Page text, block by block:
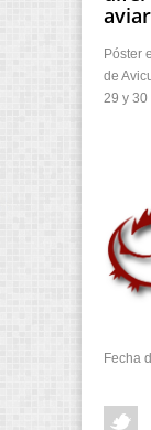
Póster
de
29 y 30
Fecha